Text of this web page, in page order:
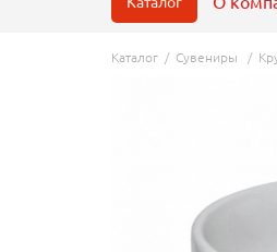
Каталог / Сувениры /